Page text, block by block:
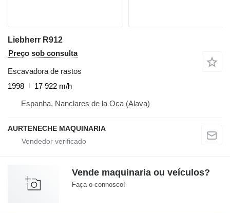
Liebherr R912
Preço sob consulta
Escavadora de rastos
1998
17 922 m/h
Espanha, Nanclares de la Oca (Alava)
AURTENECHE MAQUINARIA
Vende maquinaria ou veículos?
Faça-o connosco!